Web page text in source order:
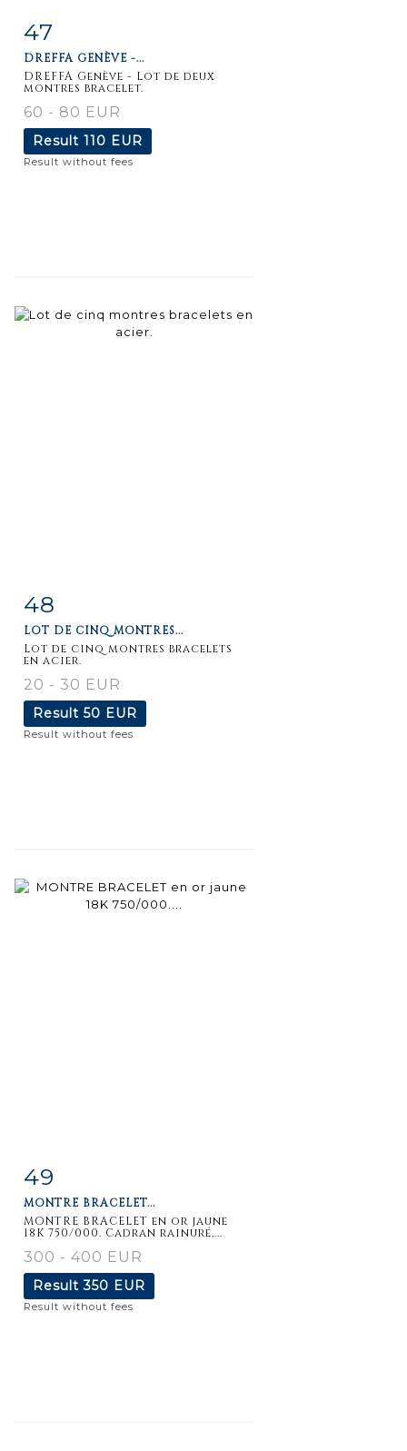
Item detail
47
DREFFA GENÈVE -...
DREFFA Genève - Lot de deux
montres bracelet.
60 - 80 EUR
Result 110 EUR
Result without fees
Item detail
48
LOT DE CINQ MONTRES...
Lot de cinq montres bracelets
en acier.
20 - 30 EUR
Result 50 EUR
Result without fees
Item detail
49
MONTRE BRACELET...
MONTRE BRACELET en or jaune
18K 750/000. Cadran rainuré,...
300 - 400 EUR
Result350 EUR
Result without fees